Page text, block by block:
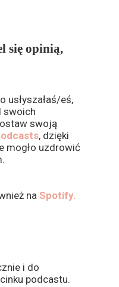
się opinią,
usłyszałaś/eś,
swoich
swoją
, dzięki
mogło uzdrowić
na Spotify.
i do
podcastu.